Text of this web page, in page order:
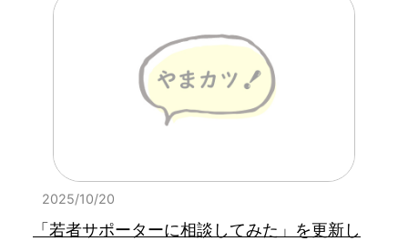
2025/10/20
「若者サポーターに相談してみた」を更新し